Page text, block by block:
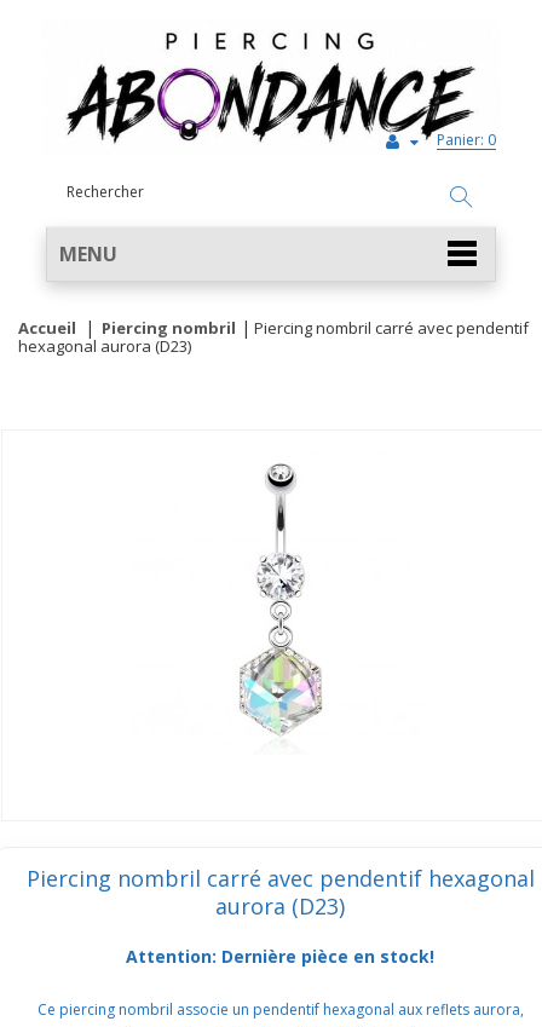
Panier: 0
MENU
Accueil Piercing nombril
Piercing nombril carré avec pendentif
hexagonal aurora (D23)
Piercing nombril carré avec pendentif hexagonal
aurora (D23)
Attention: Dernière pièce en stock!
Ce piercing nombril associe un pendentif hexagonal aux reflets aurora,